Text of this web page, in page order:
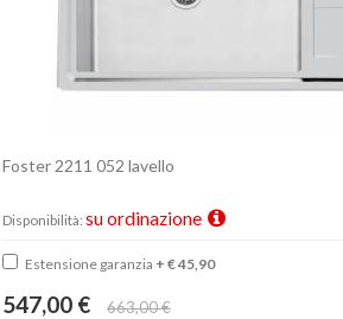
Foster 2211 052 lavello
Disponibilità: su ordinazione
Estensione garanzia + € 45,90
547,00 € 663,00 €